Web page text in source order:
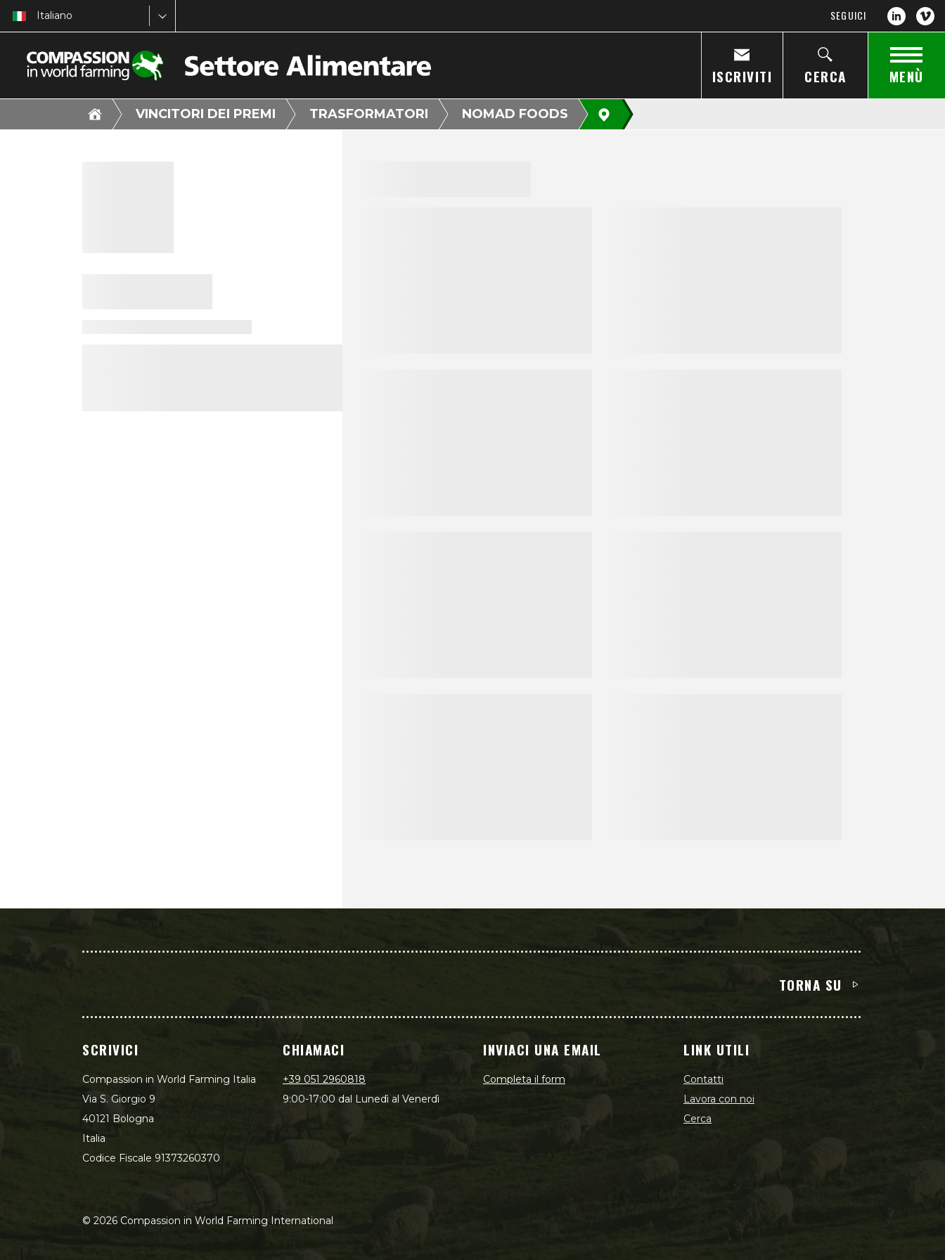
Italiano SEGUICI
ISCRIVITI CERCA MENÙ
VINCITORI DEI PREMI TRASFORMATORI NOMAD FOODS
TORNA SU
SCRIVICI
Compassion in World Farming Italia
Via S. Giorgio 9
40121 Bologna
Italia
Codice Fiscale 91373260370
CHIAMACI
+39 051 2960818
9:00-17:00 dal Lunedì al Venerdì
INVIACI UNA EMAIL
Completa il form
LINK UTILI
Contatti
Lavora con noi
Cerca
© 2026 Compassion in World Farming International